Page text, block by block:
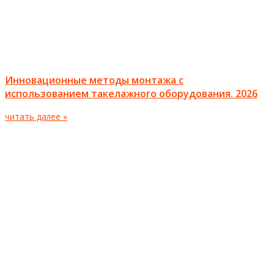
Инновационные методы монтажа с
использованием такелажного оборудования. 2026
читать далее »